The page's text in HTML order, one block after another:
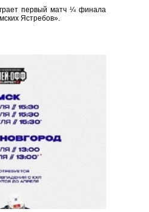
первый матч ¼ финала
Ястребов».